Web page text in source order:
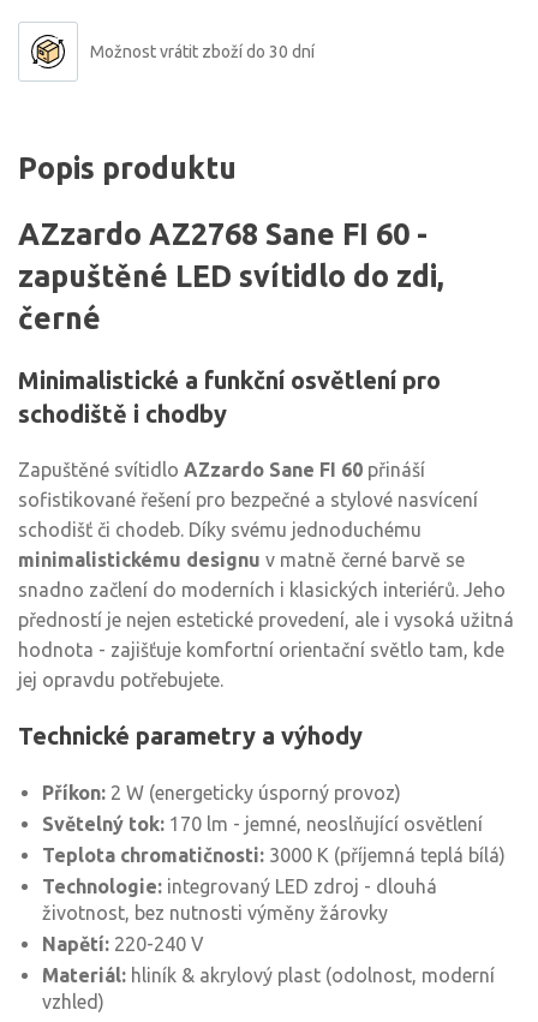
Možnost vrátit zboží do 30 dní
Popis produktu
AZzardo AZ2768 Sane FI 60 -
zapuštěné LED svítidlo do zdi,
černé
Minimalistické a funkční osvětlení pro
schodiště i chodby
Zapuštěné svítidlo AZzardo Sane FI 60 přináší
sofistikované řešení pro bezpečné a stylové nasvícení
schodišť či chodeb. Díky svému jednoduchému
minimalistickému designu v matně černé barvě se
snadno začlení do moderních i klasických interiérů. Jeho
předností je nejen estetické provedení, ale i vysoká užitná
hodnota - zajišťuje komfortní orientační světlo tam, kde
jej opravdu potřebujete.
Technické parametry a výhody
Příkon: 2 W (energeticky úsporný provoz)
Světelný tok: 170 lm - jemné, neoslňující osvětlení
Teplota chromatičnosti: 3000 K (příjemná teplá bílá)
Technologie: integrovaný LED zdroj - dlouhá
životnost, bez nutnosti výměny žárovky
Napětí: 220-240 V
Materiál: hliník & akrylový plast (odolnost, moderní
vzhled)